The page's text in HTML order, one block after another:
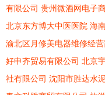
有限公司 贵州微酒网电子
北京东方博大中医医院 海
渝北区月修美电器维修经
好申齐贸易有限公司 北京
社有限公司 沈阳市胜达水